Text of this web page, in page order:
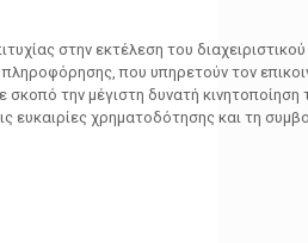
στην εκτέλεση του
πληροφόρησης, που υπηρετούν τον
σκοπό την μέγιστη δυνατή
ευκαιρίες χρηματοδότησης και τη